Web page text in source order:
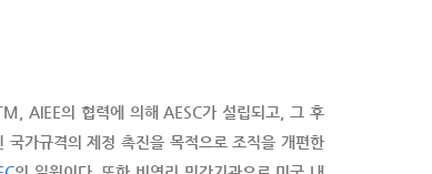
AIEE의 협력에 의해 AESC가 설립되고, 그 후
가규격의 제정 촉진을 목적으로 조직을 개편한